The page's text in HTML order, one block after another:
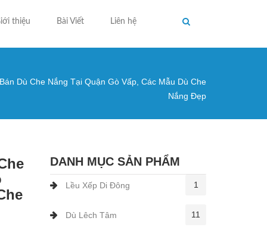
thiệu Bài Viết Liên hệ
ở đây
Dù Che Nắng Tại Quận Gò Vấp, Các Mẫu Dù Che
Nắng Đẹp
DANH MỤC SẢN PHẨM
Lều Xếp Di Đông 1
Dù Lêch Tâm 11